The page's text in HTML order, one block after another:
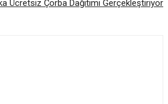
Ücretsiz Çorba Dağıtımı Gerçekleştiriyor